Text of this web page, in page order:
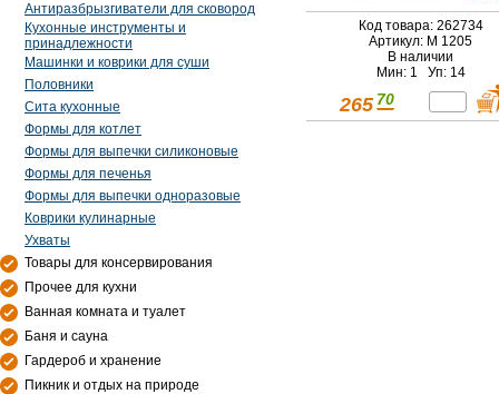
Антиразбрызгиватели для сковород
Кухонные инструменты и
принадлежности
Машинки и коврики для суши
Половники
Сита кухонные
Формы для котлет
Формы для выпечки силиконовые
Формы для печенья
Формы для выпечки одноразовые
Коврики кулинарные
Ухваты
Товары для консервирования
Прочее для кухни
Ванная комната и туалет
Баня и сауна
Гардероб и хранение
Пикник и отдых на природе
Код товара: 262734
Артикул: М 1205
В наличии
Мин: 1 Уп: 14
265 70